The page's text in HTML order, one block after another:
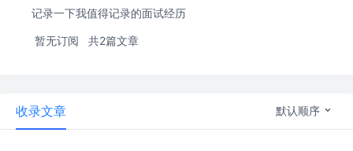
记录一下我值得记录的面试经历
暂无订阅 共2篇文章
收录文章 默认顺序